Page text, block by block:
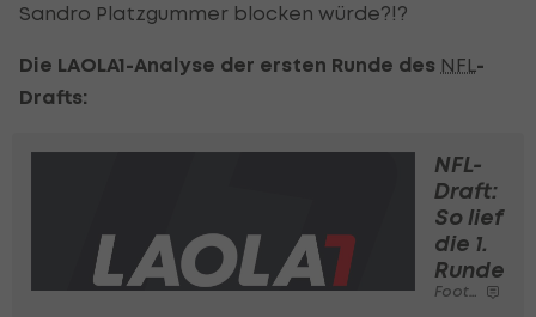
Sandro Platzgummer blocken würde?!?
Die LAOLA1-Analyse der ersten Runde des NFL-
Drafts:
NFL-
Draft:
So lief
die 1.
Runde
Football